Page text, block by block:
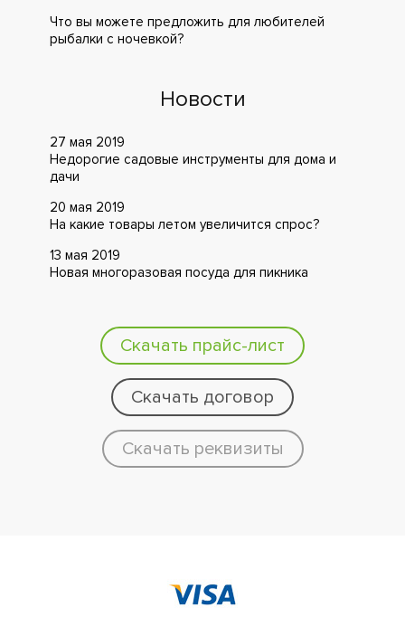
Что вы можете предложить для любителей
рыбалки с ночевкой?
Новости
27 мая 2019
Недорогие садовые инструменты для дома и
дачи
20 мая 2019
На какие товары летом увеличится спрос?
13 мая 2019
Новая многоразовая посуда для пикника
Скачать прайс-лист
Скачать договор
Скачать реквизиты